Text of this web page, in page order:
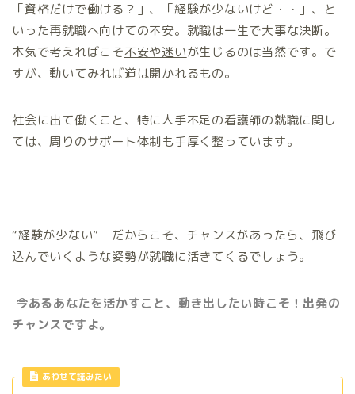
「資格だけで働ける？」、「経験が少ないけど・・」、と
いった再就職へ向けての不安。就職は一生で大事な決断。
本気で考えればこそ不安や迷いが生じるのは当然です。で
すが、動いてみれば道は開かれるもの。
社会に出て働くこと、特に人手不足の看護師の就職に関し
ては、周りのサポート体制も手厚く整っています。
“経験が少ない” だからこそ、チャンスがあったら、飛び
込んでいくような姿勢が就職に活きてくるでしょう。
今あるあなたを活かすこと、動き出したい時こそ！出発の
チャンスですよ。
あわせて読みたい